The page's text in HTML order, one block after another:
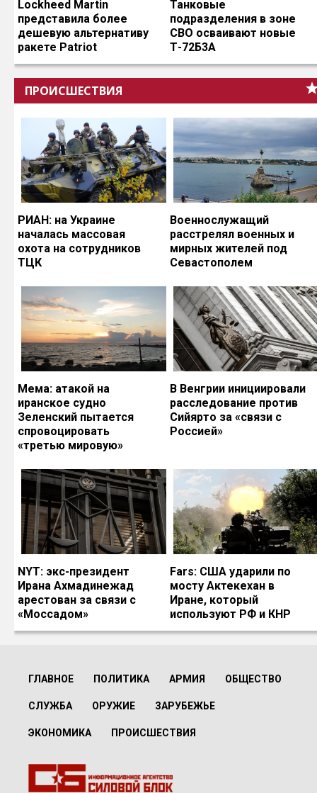
Lockheed Martin
представила более
дешевую альтернативу
ракете Patriot
Танковые
подразделения в зоне
СВО осваивают новые
Т-72Б3А
ПРОИСШЕСТВИЯ
РИАН: на Украине
началась массовая
охота на сотрудников
ТЦК
Военнослужащий
расстрелял военных и
мирных жителей под
Севастополем
Мема: атакой на
иранское судно
Зеленский пытается
спровоцировать
«третью мировую»
В Венгрии инициировали
расследование против
Сийярто за «связи с
Россией»
NYT: экс-президент
Ирана Ахмадинежад
арестован за связи с
«Моссадом»
Fars: США ударили по
мосту Актекехан в
Иране, который
используют РФ и КНР
ГЛАВНОЕ ПОЛИТИКА АРМИЯ ОБЩЕСТВО
СЛУЖБА ОРУЖИЕ ЗАРУБЕЖЬЕ
ЭКОНОМИКА ПРОИСШЕСТВИЯ